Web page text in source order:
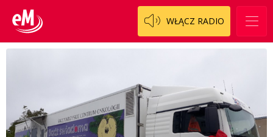
WŁĄCZ RADIO